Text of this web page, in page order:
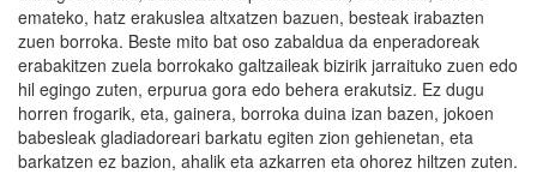
emateko, hatz erakuslea altxatzen bazuen, besteak irabazten
zuen borroka. Beste mito bat oso zabaldua da enperadoreak
erabakitzen zuela borrokako galtzaileak bizirik jarraituko zuen edo
hil egingo zuten, erpurua gora edo behera erakutsiz. Ez dugu
horren frogarik, eta, gainera, borroka duina izan bazen, jokoen
babesleak gladiadoreari barkatu egiten zion gehienetan, eta
barkatzen ez bazion, ahalik eta azkarren eta ohorez hiltzen zuten.